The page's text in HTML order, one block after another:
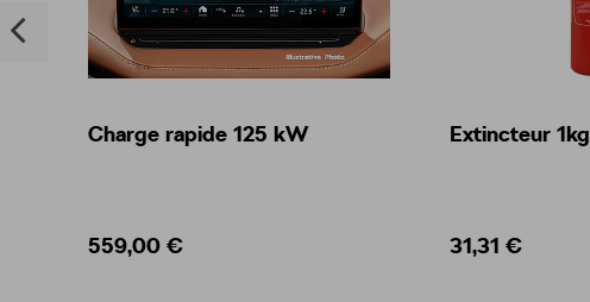
Charge rapide 125 kW
559,00 €
Extincteur 1kg
31,31 €